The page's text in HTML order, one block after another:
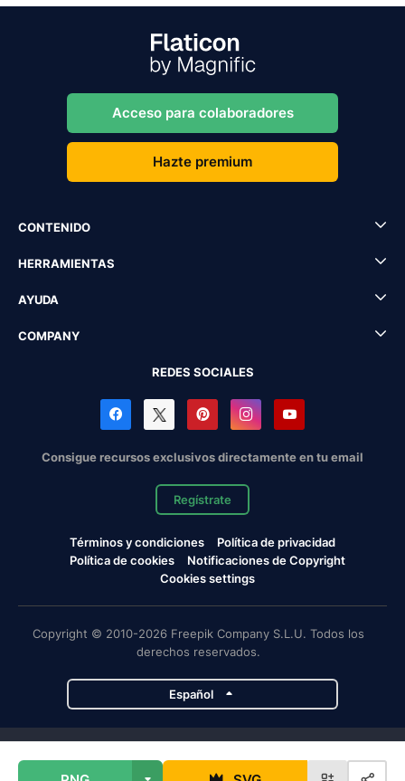
Acceso para colaboradores
Hazte premium
CONTENIDO
HERRAMIENTAS
AYUDA
COMPANY
REDES SOCIALES
Consigue recursos exclusivos directamente en tu email
Regístrate
Términos y condiciones
Política de privacidad
Política de cookies
Notificaciones de Copyright
Cookies settings
Copyright © 2010-2026 Freepik Company S.L.U. Todos los
derechos reservados.
Español